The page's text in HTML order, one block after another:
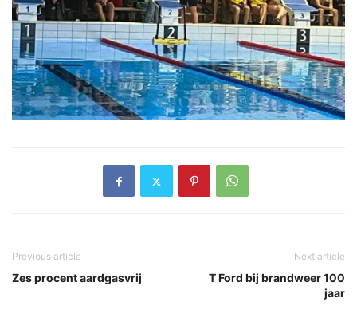
Previous article
Zes procent aardgasvrij
Next article
T Ford bij brandweer 100
jaar